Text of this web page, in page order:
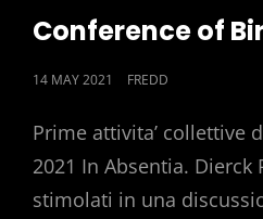
LINKS
Conference of
POSTED
14 MAY 2021 FREDD
Prime attivita’ collettive
2021 In Absentia. Dierck
stimolati in una